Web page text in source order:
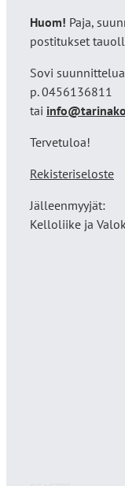
Huom! Paja,
postitukset
Sovi
p. 0456136811
tai
Tervetuloa!
Rekisteriseloste
Jälleenmyyjät:
Kelloliike ja